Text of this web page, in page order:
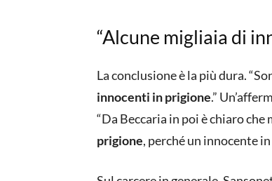
“Alcune migliaia di
La conclusione è la più dura.
innocenti in prigione.”
“Da Beccaria in poi è chiaro
prigione, perché un innocente